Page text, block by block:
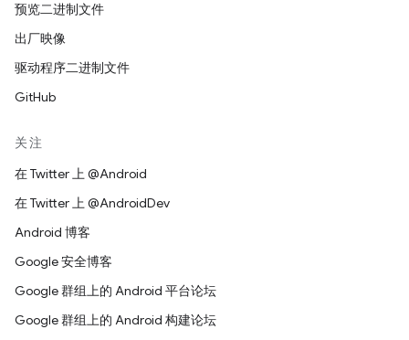
预览二进制文件
出厂映像
驱动程序二进制文件
GitHub
关注
在 Twitter 上 @Android
在 Twitter 上 @AndroidDev
Android 博客
Google 安全博客
Google 群组上的 Android 平台论坛
Google 群组上的 Android 构建论坛